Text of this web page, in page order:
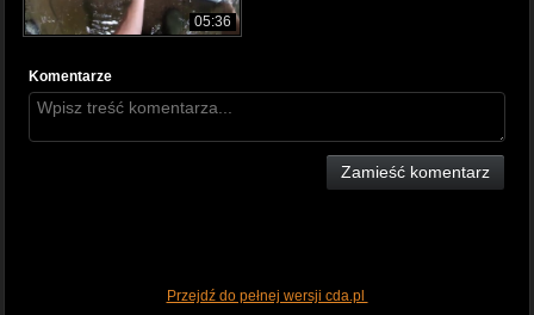
05:36
Komentarze
Zamieść komentarz
Przejdź do pełnej wersji cda.pl